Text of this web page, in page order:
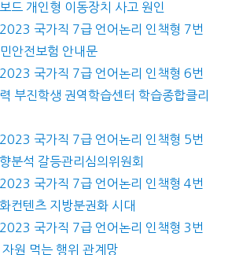
드 개인형 이동장치 사고 원인
국가직 7급 언어논리 인책형 7번
안전보험 안내문
국가직 7급 언어논리 인책형 6번
부진학생 권역학습센터 학습종합클리
국가직 7급 언어논리 인책형 5번
분석 갈등관리심의위원회
국가직 7급 언어논리 인책형 4번
컨텐츠 지방분권화 시대
국가직 7급 언어논리 인책형 3번
원 먹는 행위 관계망